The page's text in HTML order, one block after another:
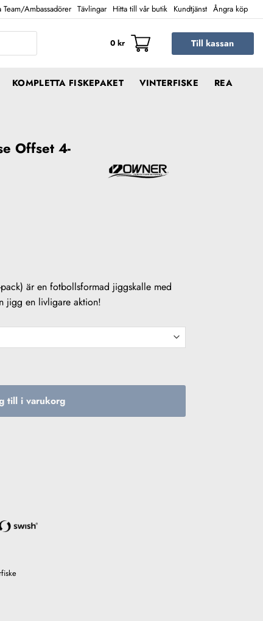
Team/Ambassadörer Tävlingar Hitta till vår butik Kundtjänst Ångra köp
0 kr Till kassan
KOMPLETTA FISKEPAKET VINTERFISKE REA
Offset 4-
är en fotbollsformad jiggskalle med
jigg en livligare aktion!
till i varukorg